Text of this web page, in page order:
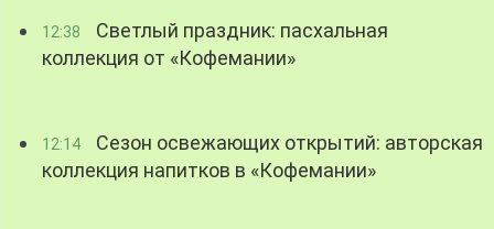
12:38
Светлый праздник: пасхальная
коллекция от «Кофемании»
12:14
Сезон освежающих открытий: авторская
коллекция напитков в «Кофемании»